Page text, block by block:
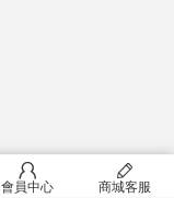
󰂢
會員中心
󰄦
商城客服